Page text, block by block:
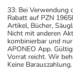
33: Bei Verwendung
Rabatt auf PZN
Artikel, Bücher,
Nicht mit anderen
kombinierbar und
APONEO App.
Vorrat reicht. Wir
Keine Barauszahlung.